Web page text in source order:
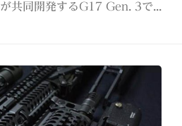
共同開発するG17 Gen. 3で...